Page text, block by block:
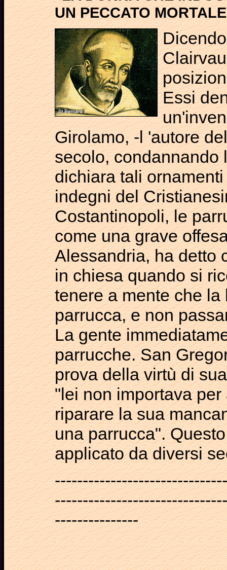
UN PECCATO
Essi
Girolamo, -l 'autore
secolo, condannando
dichiara tali
indegni del
Costantinopoli, le
come una grave
Alessandria, ha detto
in chiesa quando si
tenere a mente che
parrucca, e non
La gente
parrucche. San
prova della virtù di
"lei non importava
riparare la sua
una parrucca".
applicato da diversi
---------------